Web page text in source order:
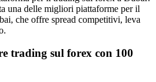
una delle migliori piattaforme per il
che offre spread competitivi, leva
trading sul forex con 100